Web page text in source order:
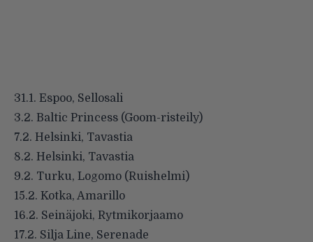
31.1. Espoo, Sellosali
3.2. Baltic Princess (Goom-risteily)
7.2. Helsinki, Tavastia
8.2. Helsinki, Tavastia
9.2. Turku, Logomo (Ruishelmi)
15.2. Kotka, Amarillo
16.2. Seinäjoki, Rytmikorjaamo
17.2. Silja Line, Serenade